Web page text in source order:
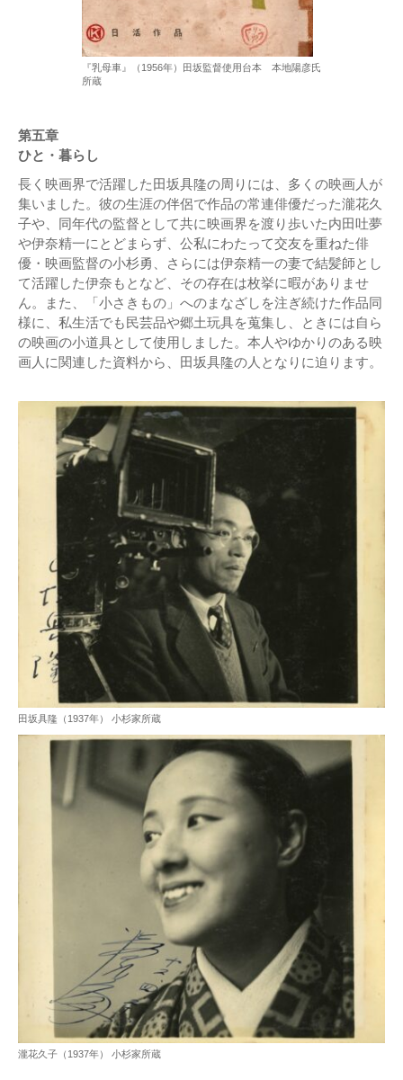
『乳母車』（1956年）田坂監督使用台本 本地陽彦氏
所蔵
第五章
ひと・暮らし
長く映画界で活躍した田坂具隆の周りには、多くの映画人が
集いました。彼の生涯の伴侶で作品の常連俳優だった瀧花久
子や、同年代の監督として共に映画界を渡り歩いた内田吐夢
や伊奈精一にとどまらず、公私にわたって交友を重ねた俳
優・映画監督の小杉勇、さらには伊奈精一の妻で結髪師とし
て活躍した伊奈もとなど、その存在は枚挙に暇がありませ
ん。また、「小さきもの」へのまなざしを注ぎ続けた作品同
様に、私生活でも民芸品や郷土玩具を蒐集し、ときには自ら
の映画の小道具として使用しました。本人やゆかりのある映
画人に関連した資料から、田坂具隆の人となりに迫ります。
田坂具隆（1937年） 小杉家所蔵
瀧花久子（1937年） 小杉家所蔵